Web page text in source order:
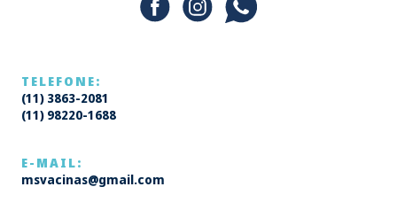
TELEFONE:
(11) 3863-2081
(11) 98220-1688
E-MAIL:
msvacinas@gmail.com